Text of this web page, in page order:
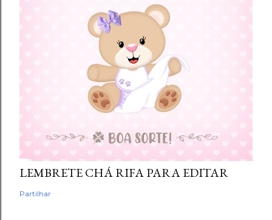
LEMBRETE CHÁ RIFA PARA EDITAR
Partilhar